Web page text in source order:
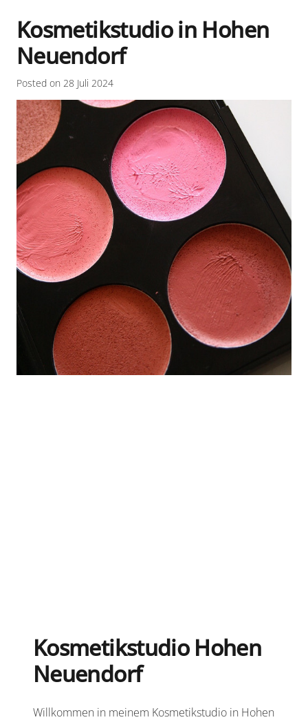
Kosmetikstudio in Hohen
Neuendorf
Posted on 28 Juli 2024
Kosmetikstudio Hohen
Neuendorf
Willkommen in meinem Kosmetikstudio in Hohen